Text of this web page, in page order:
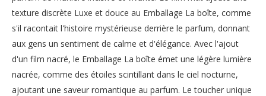
texture discrète Luxe et douce au Emballage La boîte, comme
s'il racontait l'histoire mystérieuse derrière le parfum, donnant
aux gens un sentiment de calme et d'élégance. Avec l'ajout
d'un film nacré, le Emballage La boîte émet une légère lumière
nacrée, comme des étoiles scintillant dans le ciel nocturne,
ajoutant une saveur romantique au parfum. Le toucher unique